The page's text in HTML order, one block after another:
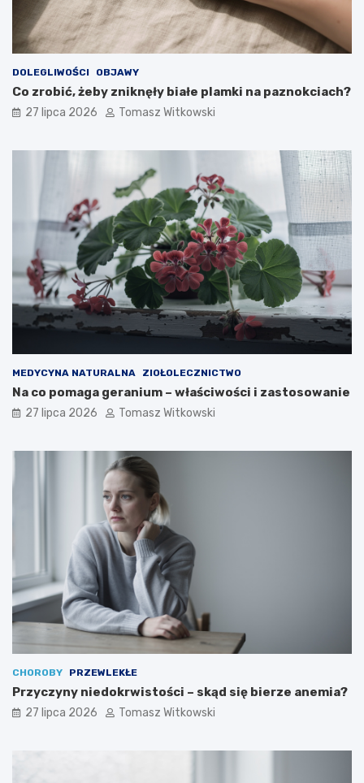
DOLEGLIWOŚCI OBJAWY
Co zrobić, żeby zniknęły białe plamki na paznokciach?
27 lipca 2026 Tomasz Witkowski
MEDYCYNA NATURALNA ZIOŁOLECZNICTWO
Na co pomaga geranium – właściwości i zastosowanie
27 lipca 2026 Tomasz Witkowski
CHOROBY PRZEWLEKŁE
Przyczyny niedokrwistości – skąd się bierze anemia?
27 lipca 2026 Tomasz Witkowski